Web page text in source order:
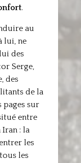
.
au
lui, ne
des
Serge,
des
de la
sur
entre
Iran : la
les
les